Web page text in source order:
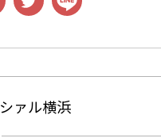
シァル横浜